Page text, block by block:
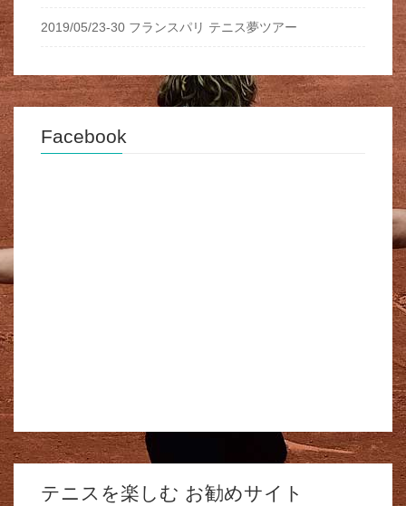
2019/05/23-30 フランスパリ テニス夢ツアー
Facebook
テニスを楽しむ お勧めサイト